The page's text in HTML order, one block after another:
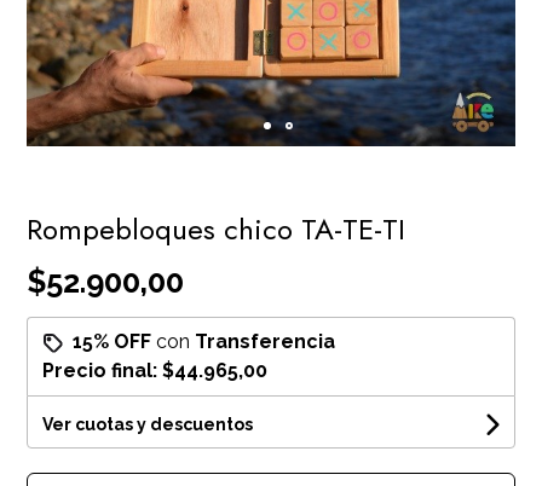
Rompebloques chico TA-TE-TI
$52.900,00
15% OFF con Transferencia
Precio final:$44.965,00
Ver cuotas y descuentos